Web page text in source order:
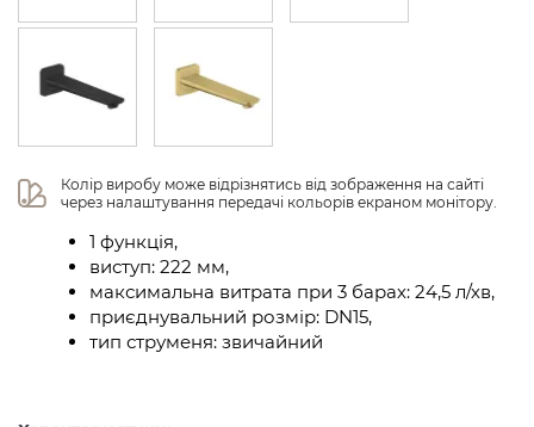
Колір виробу може відрізнятись від зображення на сайті
через налаштування передачі кольорів екраном монітору.
1 функція,
виступ: 222 мм,
максимальна витрата при 3 барах: 24,5 л/хв,
приєднувальний розмір: DN15,
тип струменя: звичайний